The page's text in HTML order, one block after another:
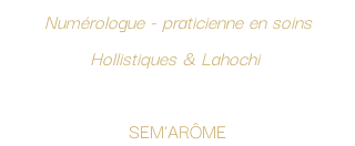
Numérologue - praticienne en soins
Hollistiques & Lahochi
SEM'ARÔME